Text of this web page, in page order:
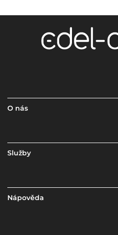
O nás
Služby
Nápověda